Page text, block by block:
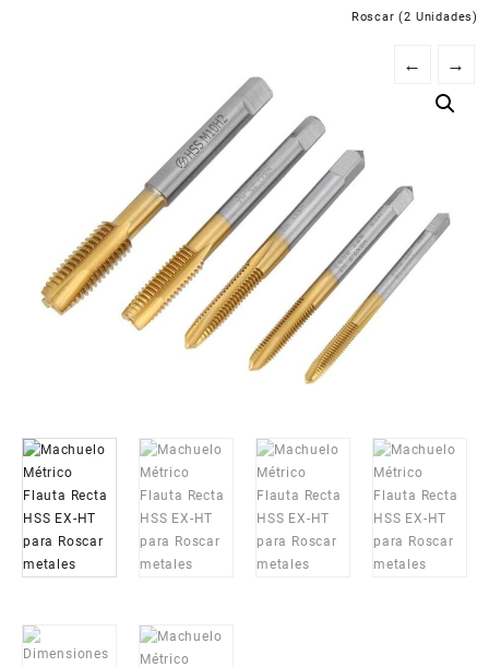
Roscar (2 Unidades)
← →